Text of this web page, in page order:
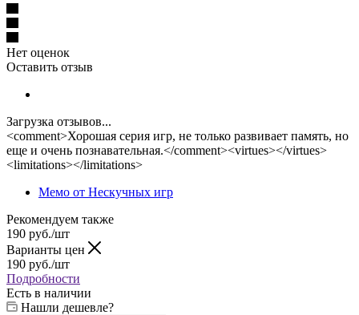
Нет оценок
Оставить отзыв
Загрузка отзывов...
<comment>Хорошая серия игр, не только развивает память, но
еще и очень познавательная.</comment><virtues></virtues>
<limitations></limitations>
Мемо от Нескучных игр
Рекомендуем также
190 руб./шт
Варианты цен
190 руб./шт
Подробности
Есть в наличии
Нашли дешевле?